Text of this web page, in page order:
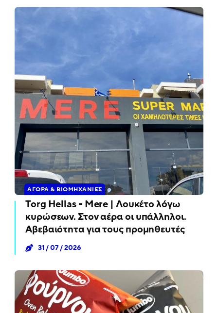
ΑΓΟΡΆ & ΒΙΟΜΗΧΑΝΊΕΣ
Torg Hellas - Mere | Λουκέτο λόγω
κυρώσεων. Στον αέρα οι υπάλληλοι.
Αβεβαιότητα για τους προμηθευτές
31 / 07 / 2026